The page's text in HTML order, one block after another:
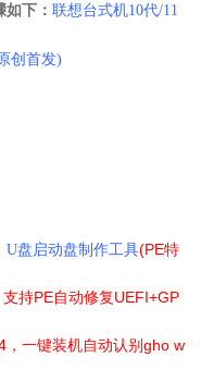
如下：联想台式机10代/11
创首发)
U盘启动盘制作工具(PE特
持PE自动修复UEFI+GP
，一键装机自动认别gho w